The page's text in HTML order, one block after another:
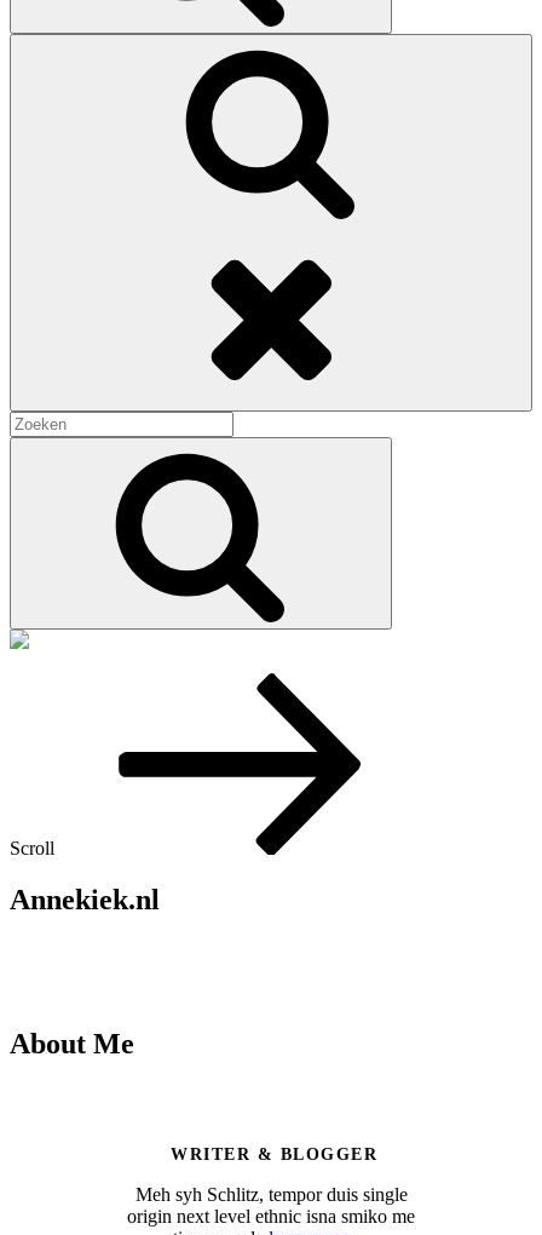
Zoeken
naar:
Scroll
Annekiek.nl
About Me
WRITER & BLOGGER
Meh syh Schlitz, tempor duis single
origin next level ethnic isna smiko me